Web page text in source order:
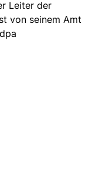
Leiter der
von seinem Amt